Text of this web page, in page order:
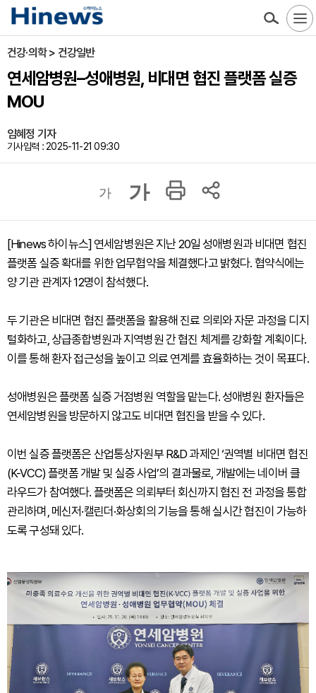
건강·의학 > 건강일반
연세암병원–성애병원, 비대면 협진 플랫폼 실증
MOU
임혜정 기자
기사입력 : 2025-11-21 09:30
가 가
[Hinews 하이뉴스] 연세암병원은 지난 20일 성애병원과 비대면 협진
플랫폼 실증 확대를 위한 업무협약을 체결했다고 밝혔다. 협약식에는
양 기관 관계자 12명이 참석했다.
두 기관은 비대면 협진 플랫폼을 활용해 진료 의뢰와 자문 과정을 디지
털화하고, 상급종합병원과 지역병원 간 협진 체계를 강화할 계획이다.
이를 통해 환자 접근성을 높이고 의료 연계를 효율화하는 것이 목표다.
성애병원은 플랫폼 실증 거점병원 역할을 맡는다. 성애병원 환자들은
연세암병원을 방문하지 않고도 비대면 협진을 받을 수 있다.
이번 실증 플랫폼은 산업통상자원부 R&D 과제인 ‘권역별 비대면 협진
(K-VCC) 플랫폼 개발 및 실증 사업’의 결과물로, 개발에는 네이버 클
라우드가 참여했다. 플랫폼은 의뢰부터 회신까지 협진 전 과정을 통합
관리하며, 메신저·캘린더·화상회의 기능을 통해 실시간 협진이 가능하
도록 구성돼 있다.